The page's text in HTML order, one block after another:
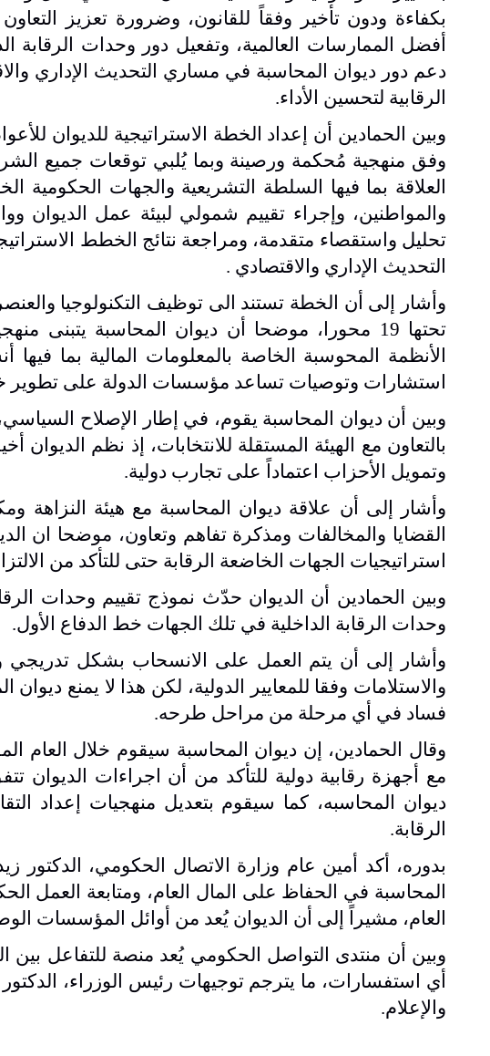
بكفاءة ودون تأخير وفقاً للقانون، وضرورة تعزيز
أفضل الممارسات العالمية، وتفعيل دور وحدات الرقابة
دعم دور ديوان المحاسبة في مساري التحديث الإداري
الرقابية لتحسين الأداء.
وفق منهجية مُحكمة ورصينة وبما يُلبي توقعات جميع
العلاقة بما فيها السلطة التشريعية والجهات الحكومية
والمواطنين، وإجراء تقييم شمولي لبيئة عمل الديوان
تحليل واستقصاء متقدمة، ومراجعة نتائج الخطط
التحديث الإداري والاقتصادي .
تحتها 19 محورا، موضحا أن ديوان المحاسبة
الأنظمة المحوسبة الخاصة بالمعلومات المالية بما
استشارات وتوصيات تساعد مؤسسات الدولة على تطوير
وبين أن ديوان المحاسبة يقوم، في إطار الإصلاح السياسي،
بالتعاون مع الهيئة المستقلة للانتخابات، إذ نظم الديوان
وتمويل الأحزاب اعتماداً على تجارب دولية.
وأشار إلى أن علاقة ديوان المحاسبة مع هيئة النزاهة
القضايا والمخالفات ومذكرة تفاهم وتعاون، موضحا ان
استراتيجيات الجهات الخاضعة الرقابة حتى للتأكد من
وبين الحمادين أن الديوان حدّث نموذج تقييم وحدات
وحدات الرقابة الداخلية في تلك الجهات خط الدفاع الأول.
وأشار إلى أن يتم العمل على الانسحاب بشكل تدريجي
والاستلامات وفقا للمعايير الدولية، لكن هذا لا يمنع
فساد في أي مرحلة من مراحل طرحه.
وقال الحمادين، إن ديوان المحاسبة سيقوم خلال العام
مع أجهزة رقابية دولية للتأكد من أن اجراءات الديوان
ديوان المحاسبه، كما سيقوم بتعديل منهجيات إعداد
الرقابة.
بدوره، أكد أمين عام وزارة الاتصال الحكومي، الدكتور
المحاسبة في الحفاظ على المال العام، ومتابعة
العام، مشيراً إلى أن الديوان يُعد من أوائل المؤسسات
وبين أن منتدى التواصل الحكومي يُعد منصة للتفاعل بين
أي استفسارات، ما يترجم توجيهات رئيس الوزراء،
والإعلام.